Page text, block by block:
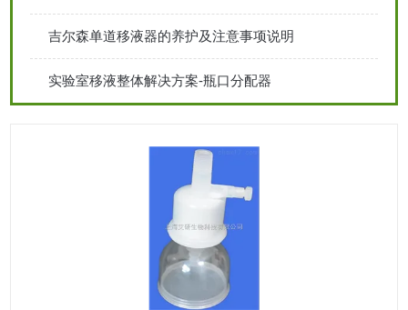
吉尔森单道移液器的养护及注意事项说明
实验室移液整体解决方案-瓶口分配器